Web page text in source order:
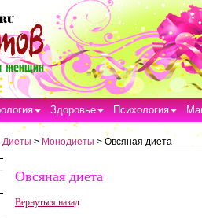
Здоровье Психология
Диеты > Монодиеты > Овсяная диета
Овсяная диета
Вернуться назад